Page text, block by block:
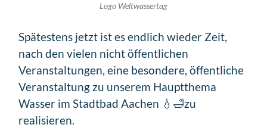
Logo Weltwassertag
Spätestens jetzt ist es endlich wieder Zeit,
nach den vielen nicht öffentlichen
Veranstaltungen, eine besondere, öffentliche
Veranstaltung zu unserem Hauptthema
Wasser im Stadtbad Aachen 💧🛁zu
realisieren.